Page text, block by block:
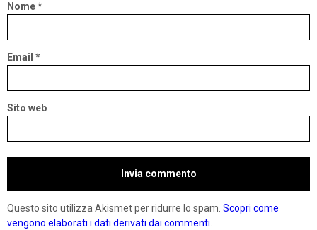
Nome*
Email *
Sito web
Questo sito utilizza Akismet per ridurre lo spam. Scopri come
vengono elaborati i dati derivati dai commenti.